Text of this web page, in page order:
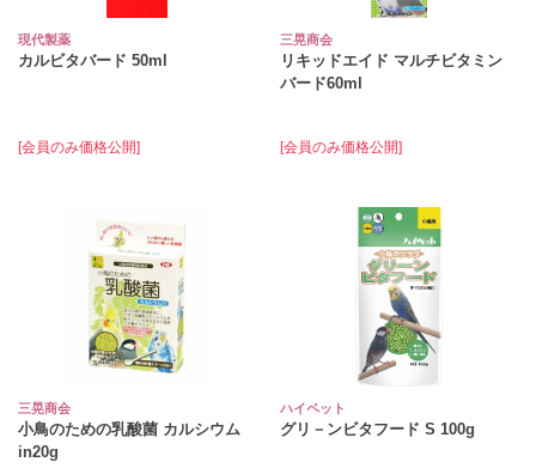
現代製薬
カルビタバード 50ml
[会員のみ価格公開]
三晃商会
リキッドエイド マルチビタミン
バード60ml
[会員のみ価格公開]
三晃商会
小鳥のための乳酸菌 カルシウム
in20g
ハイペット
グリ－ンビタフード S 100g